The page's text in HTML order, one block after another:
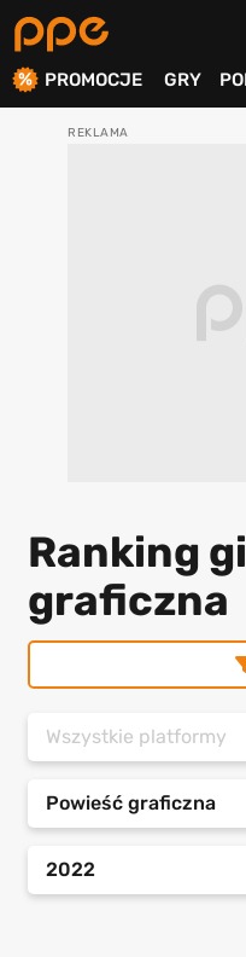
PROMOCJE GRY
Ranking
graficzna
Wszystkie platformy
Powieść graficzna
2022